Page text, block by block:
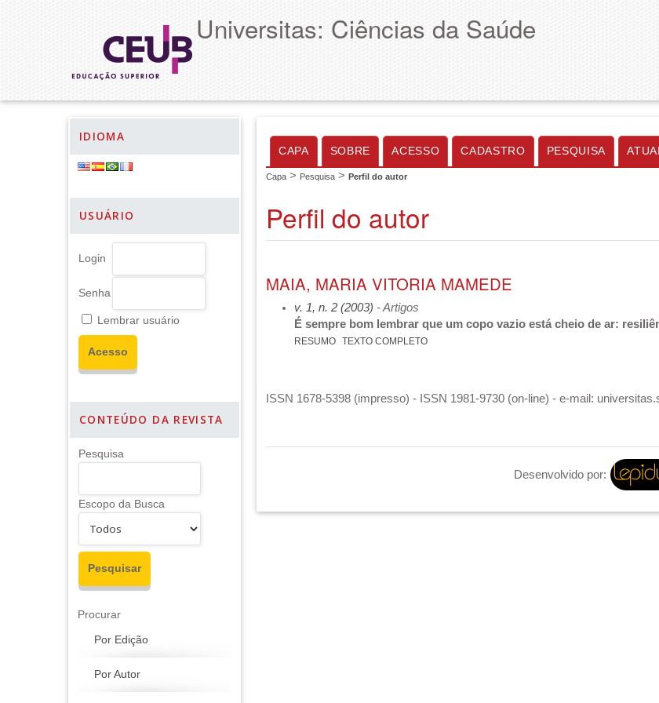
Universitas: Ciências da Saúde
IDIOMA
USUÁRIO
Login
Senha
Lembrar usuário
CONTEÚDO DA REVISTA
Pesquisa
Escopo da Busca
Procurar
Por Edição
Por Autor
CAPA SOBRE ACESSO CADASTRO PESQUISA
Capa > Pesquisa > Perfil do autor
Perfil do autor
MAIA, MARIA VITORIA MAMEDE
v. 1, n. 2 (2003) - Artigos
É sempre bom lembrar que um copo vazio está cheio de ar:
RESUMO TEXTO COMPLETO
ISSN 1678-5398 (impresso) - ISSN 1981-9730 (on-line) - e-mail:
Desenvolvido por: